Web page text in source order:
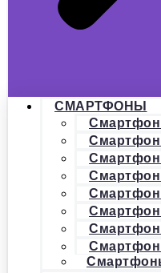
СМАРТФОНЫ